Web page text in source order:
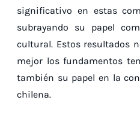
significativo en estas
subrayando su papel
cultural. Estos resultados
mejor los fundamentos
también su papel en la
chilena.